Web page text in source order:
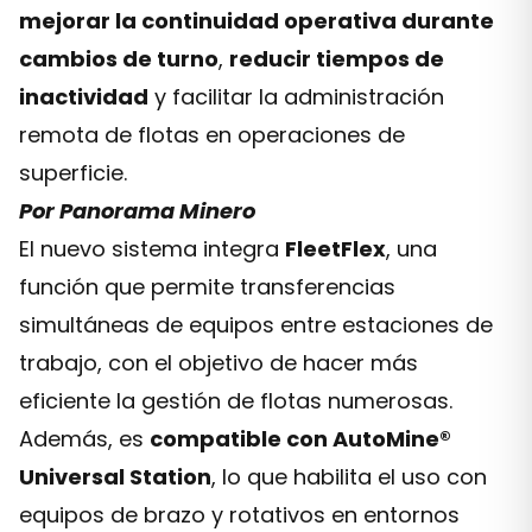
mejorar la continuidad operativa durante
cambios de turno, reducir tiempos de
inactividad y facilitar la administración
remota de flotas en operaciones de
superficie.
Por Panorama Minero
El nuevo sistema integra FleetFlex, una
función que permite transferencias
simultáneas de equipos entre estaciones de
trabajo, con el objetivo de hacer más
eficiente la gestión de flotas numerosas.
Además, es compatible con AutoMine®
Universal Station, lo que habilita el uso con
equipos de brazo y rotativos en entornos